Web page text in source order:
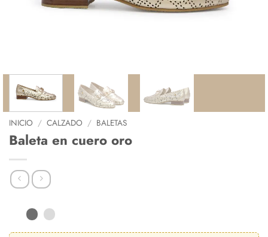
INICIO / CALZADO / BALETAS
Baleta en cuero oro